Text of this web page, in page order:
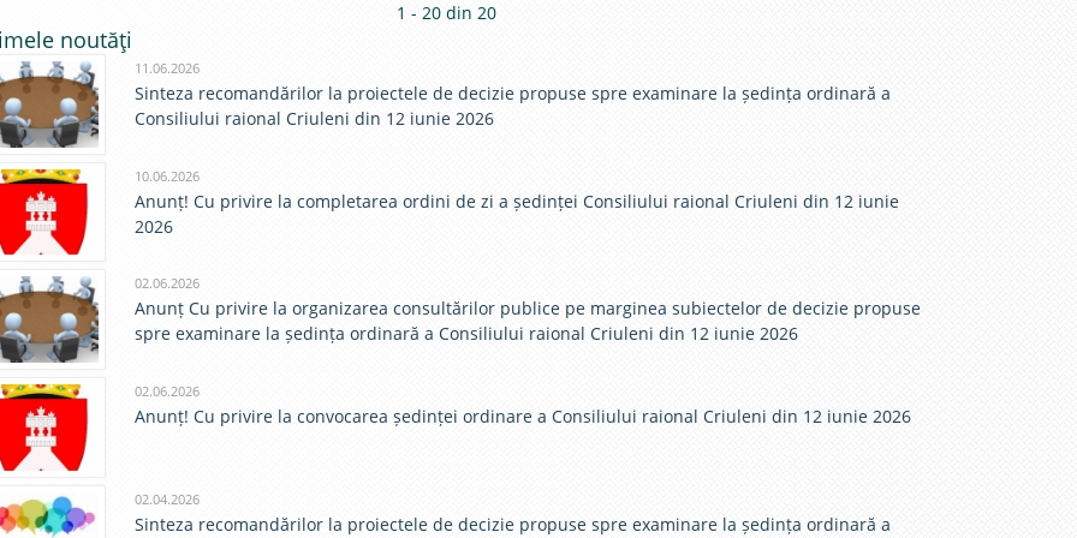
construcţiei şi autorizaţiei de
1 - 20 din 20
noutăţi
11.06.2026
Sinteza recomandărilor la proiectele de decizie propuse spre examinare la ședința ordinară a
Consiliului raional Criuleni din 12 iunie 2026
10.06.2026
Anunț! Cu privire la completarea ordini de zi a ședinței Consiliului raional Criuleni din 12 iunie
2026
02.06.2026
Anunț Cu privire la organizarea consultărilor publice pe marginea subiectelor de decizie propuse
spre examinare la ședința ordinară a Consiliului raional Criuleni din 12 iunie 2026
02.06.2026
Anunț! Cu privire la convocarea ședinței ordinare a Consiliului raional Criuleni din 12 iunie 2026
02.04.2026
Sinteza recomandărilor la proiectele de decizie propuse spre examinare la ședința ordinară a